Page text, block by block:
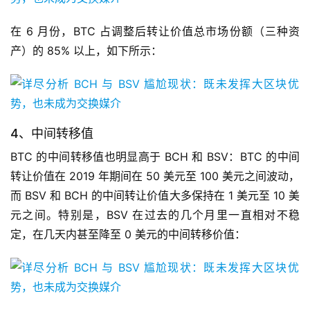
在 6 月份，BTC 占调整后转让价值总市场份额（三种资
产）的 85% 以上，如下所示：
4、中间转移值
BTC 的中间转移值也明显高于 BCH 和 BSV：BTC 的中间
转让价值在 2019 年期间在 50 美元至 100 美元之间波动，
而 BSV 和 BCH 的中间转让价值大多保持在 1 美元至 10 美
元之间。特别是，BSV 在过去的几个月里一直相对不稳
定，在几天内甚至降至 0 美元的中间转移价值：